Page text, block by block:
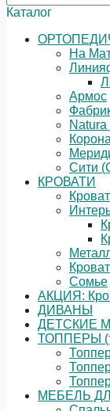
Каталог
На
Армос
Natura
Корона
Сити
КРОВАТИ
Сомье
АКЦИЯ:
ДИВАНЫ
ДЕТСКИЕ
ТОППЕРЫ
МЕБЕЛЬ